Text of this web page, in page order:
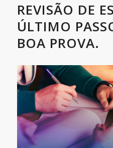
REVISÃO DE
ÚLTIMO
BOA PROVA.